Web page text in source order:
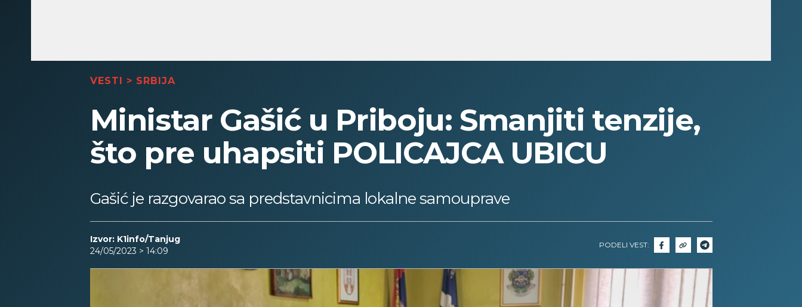
VESTI > SRBIJA
Ministar Gašić u Priboju: Smanjiti tenzije,
što pre uhapsiti POLICAJCA UBICU
Gašić je razgovarao sa predstavnicima lokalne samouprave
Izvor: K1info/Tanjug
24/05/2023 > 14:09
PODELI VEST: